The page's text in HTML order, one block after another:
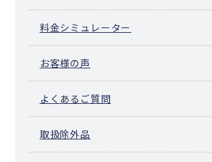
料金シミュレーター
お客様の声
よくあるご質問
取扱除外品